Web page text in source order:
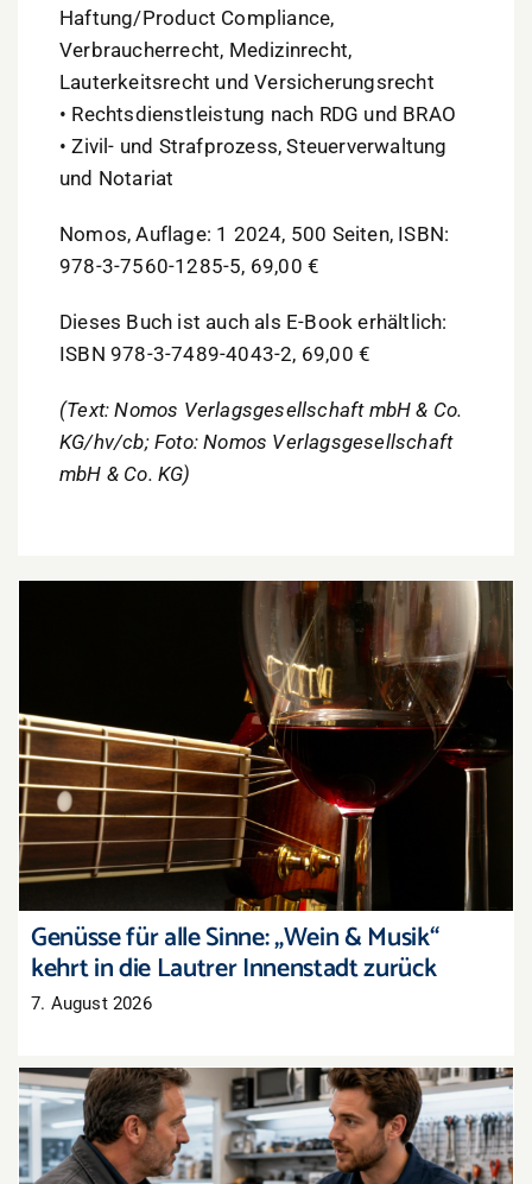
Haftung/Product Compliance,
Verbraucherrecht, Medizinrecht,
Lauterkeitsrecht und Versicherungsrecht
• Rechtsdienstleistung nach RDG und BRAO
• Zivil- und Strafprozess, Steuerverwaltung
und Notariat
Nomos, Auflage: 1 2024, 500 Seiten, ISBN:
978-3-7560-1285-5, 69,00 €
Dieses Buch ist auch als E-Book erhältlich:
ISBN 978-3-7489-4043-2, 69,00 €
(Text: Nomos Verlagsgesellschaft mbH & Co.
KG/hv/cb; Foto: Nomos Verlagsgesellschaft
mbH & Co. KG)
Genüsse für alle Sinne: „Wein & Musik“ kehrt in
die Lautrer Innenstadt zurück
Genüsse für alle Sinne: „Wein & Musik“
kehrt in die Lautrer Innenstadt zurück
7. August 2026